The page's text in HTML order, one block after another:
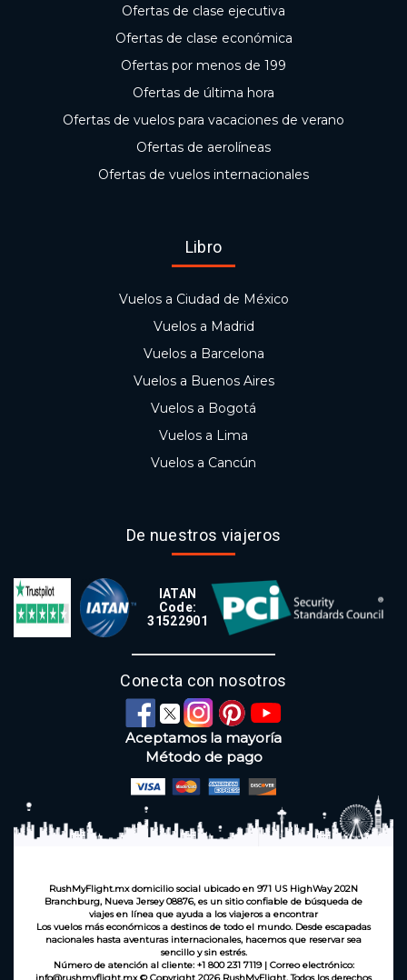
Ofertas de clase ejecutiva
Ofertas de clase económica
Ofertas por menos de 199
Ofertas de última hora
Ofertas de vuelos para vacaciones de verano
Ofertas de aerolíneas
Ofertas de vuelos internacionales
Libro
Vuelos a Ciudad de México
Vuelos a Madrid
Vuelos a Barcelona
Vuelos a Buenos Aires
Vuelos a Bogotá
Vuelos a Lima
Vuelos a Cancún
De nuestros viajeros
IATAN
Code:
31522901
Conecta con nosotros
Aceptamos la mayoría
Método de pago
RushMyFlight.mx domicilio social ubicado en 971 US HighWay 202N
Branchburg, Nueva Jersey 08876, es un sitio confiable de búsqueda de
viajes en línea que ayuda a los viajeros a encontrar
Los vuelos más económicos a destinos de todo el mundo. Desde escapadas
nacionales hasta aventuras internacionales, hacemos que reservar sea
sencillo y sin estrés.
Número de atención al cliente: +1 800 231 7119 | Correo electrónico: